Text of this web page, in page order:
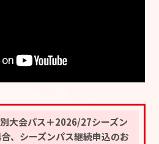
大会パス＋2026/27シーズン
、シーズンパス継続申込のお